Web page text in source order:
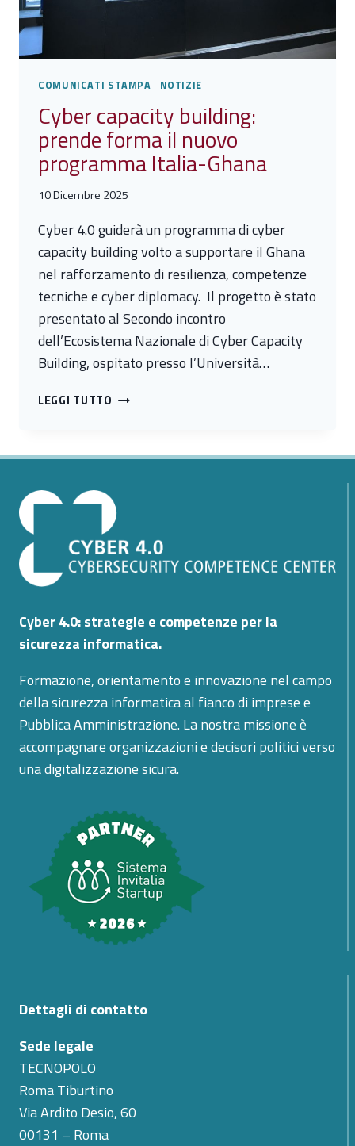
INTELLIGENZA
COMUNICATI STAMPA | NOTIZIE
Cyber capacity building:
prende forma il nuovo
programma Italia-Ghana
10 Dicembre 2025
Cyber 4.0 guiderà un programma di cyber
capacity building volto a supportare il Ghana
nel rafforzamento di resilienza, competenze
tecniche e cyber diplomacy. Il progetto è stato
presentato al Secondo incontro
dell’Ecosistema Nazionale di Cyber Capacity
Building, ospitato presso l’Università…
LEGGI TUTTO CYBER
PRENDE
NUOVO
PROGRAMMA
ITALIA-
GHANA
Cyber 4.0: strategie e competenze per la
sicurezza informatica.
Formazione, orientamento e innovazione nel campo
della sicurezza informatica al fianco di imprese e
Pubblica Amministrazione. La nostra missione è
accompagnare organizzazioni e decisori politici verso
una digitalizzazione sicura.
Dettagli di contatto
Sede legale
TECNOPOLO
Roma Tiburtino
Via Ardito Desio, 60
00131 – Roma